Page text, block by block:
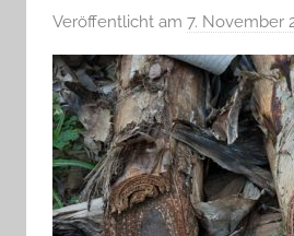
Veröffentlicht am 7. November